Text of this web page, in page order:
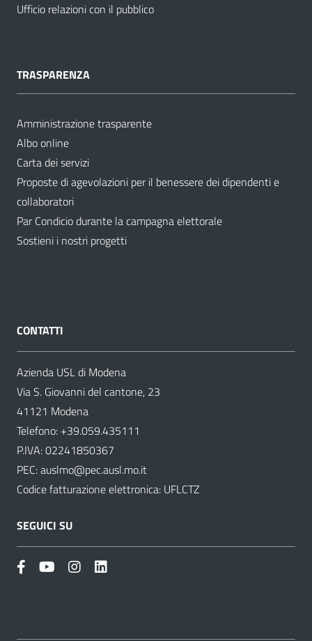
Ufficio relazioni con il pubblico
TRASPARENZA
Amministrazione trasparente
Albo online
Carta dei servizi
Proposte di agevolazioni per il benessere dei dipendenti e
collaboratori
Par Condicio durante la campagna elettorale
Sostieni i nostri progetti
CONTATTI
Azienda USL di Modena
Via S. Giovanni del cantone, 23
41121 Modena
Telefono: +39.059.435111
P.IVA: 02241850367
PEC:auslmo@pec.ausl.mo.it
Codice fatturazione elettronica: UFLCTZ
SEGUICI SU